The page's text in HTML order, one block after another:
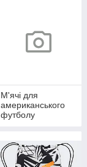
М'ячі для
американського
футболу